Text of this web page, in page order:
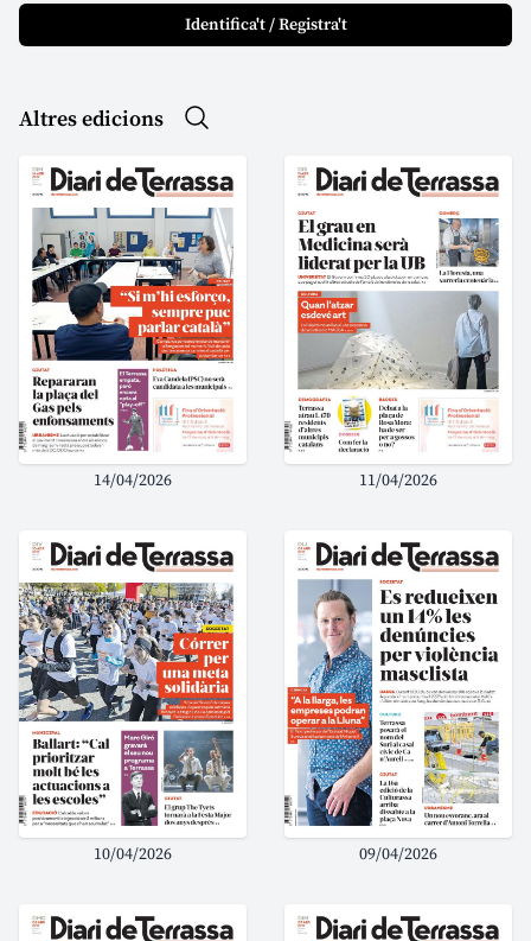
Identifica't / Registra't
Altres edicions
14/04/2026 11/04/2026
10/04/2026 09/04/2026